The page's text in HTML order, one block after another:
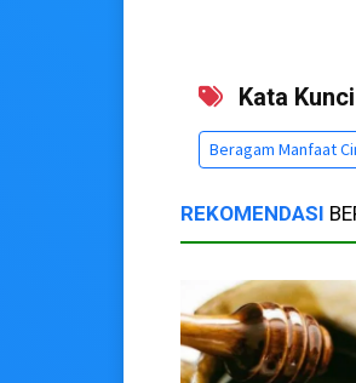
Kata
Beragam Manfaat
REKOMENDASI